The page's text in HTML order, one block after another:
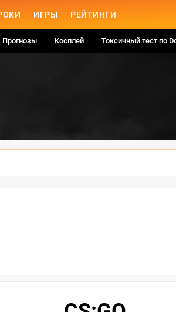
ИГРЫ РЕЙТИНГИ
Прогнозы Косплей Токсичный тест по